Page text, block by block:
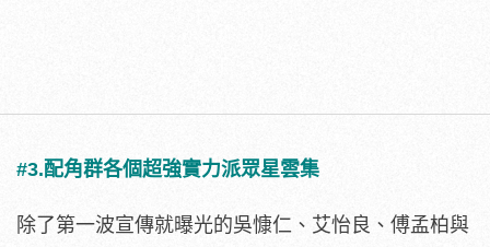
#3.配角群各個超強實力派眾星雲集
除了第一波宣傳就曝光的吳慷仁、艾怡良、傅孟柏與